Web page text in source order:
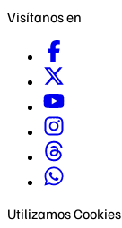
Visítanos en
Utilizamos Cookies